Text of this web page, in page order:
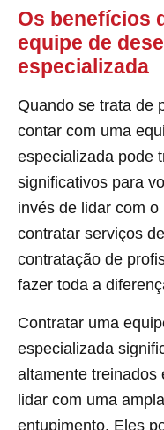
Os benefícios
equipe de
especializada
Quando se trata de
contar com uma
especializada pode
significativos para
invés de lidar com
contratar serviços
contratação de
fazer toda a
Contratar uma
especializada
altamente treinados
lidar com uma
entupimento. Eles